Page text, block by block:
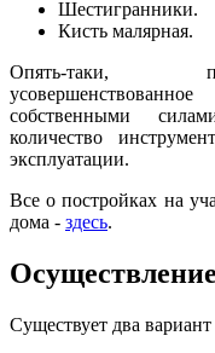
Шестигранники.
Кисть малярная.
Опять-таки,
собственными
количество
эксплуатации.
Все о постройках на
дома - здесь.
Существует два